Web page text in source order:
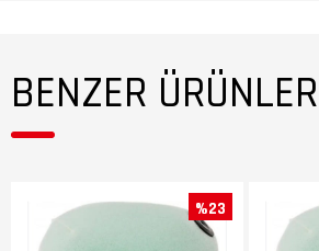
BENZER ÜRÜNLER
%23